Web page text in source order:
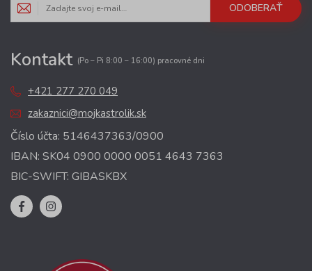
ODOBERAŤ
Kontakt (Po – Pi 8:00 – 16:00) pracovné dni
+421 277 270 049
zakaznici@mojkastrolik.sk
Číslo účta: 5146437363/0900
IBAN: SK04 0900 0000 0051 4643 7363
BIC-SWIFT: GIBASKBX